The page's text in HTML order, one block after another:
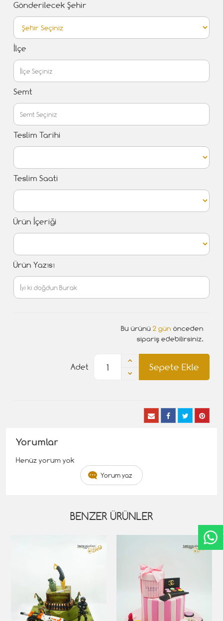
Gönderilecek Şehir
İlçe
Semt
Teslim Tarihi
Teslim Saati
Ürün İçeriği
Ürün Yazısı
Bu ürünü 2 gün önceden
sipariş edebilirsiniz.
Sepete Ekle
Adet
Yorumlar
Henüz yorum yok
Yorum yaz
BENZER ÜRÜNLER